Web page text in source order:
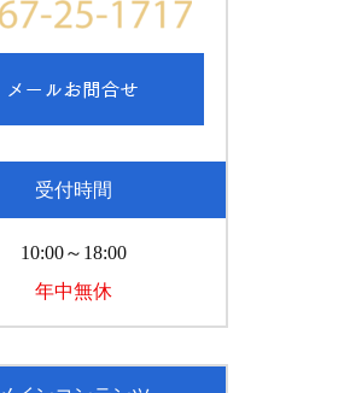
受付時間
10:00～18:00
年中無休